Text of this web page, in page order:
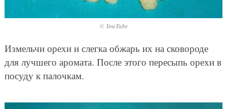
© YouTube
Измельчи орехи и слегка обжарь их на сковороде
для лучшего аромата. После этого пересыпь орехи в
посуду к палочкам.